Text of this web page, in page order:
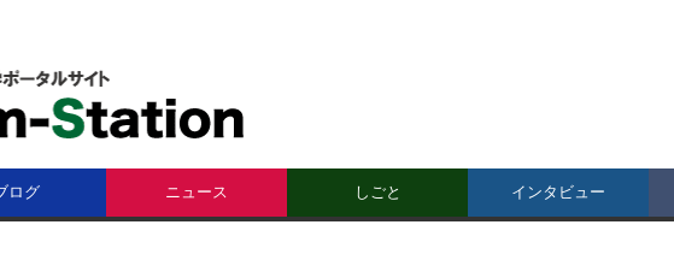
ログ ニュース しごと インタビュー